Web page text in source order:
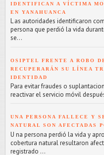
IDENTIFICAN A VÍCTIMA
EN YANAHUANCA
L as autoridades identificaron
persona que perdió la vida
se...
OSIPTEL FRENTE A ROBO
RECUPERARÁN SU LÍNEA
IDENTIDAD
Para evitar fraudes o
reactivar el servicio móvil
UNA PERSONA FALLECE Y
NATURAL SON AFECTADAS
U na persona perdió la vida y
cobertura natural resultaron
registrado ...